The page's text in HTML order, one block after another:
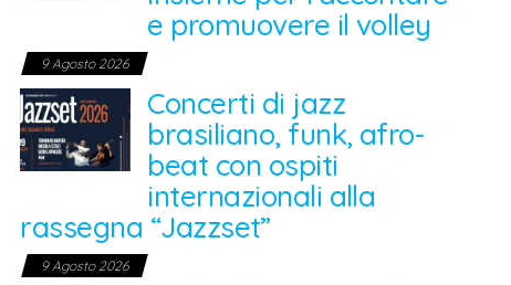
e promuovere il volley
9 Agosto 2026
Concerti di jazz
brasiliano, funk, afro-
beat con ospiti
internazionali alla
rassegna “Jazzset”
9 Agosto 2026